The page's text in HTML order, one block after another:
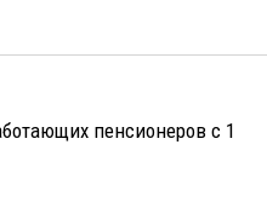
пенсионеров с 1